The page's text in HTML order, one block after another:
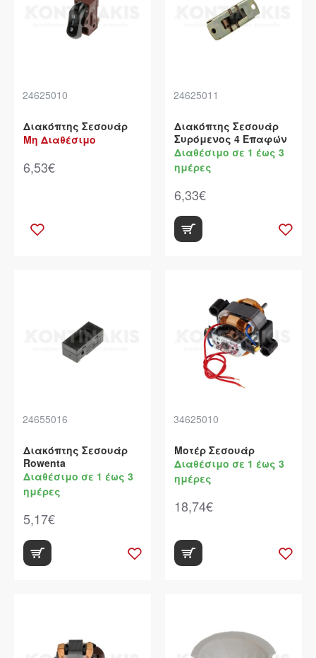
24625010
Διακόπτης Σεσουάρ
Μη Διαθέσιμο
6,53€
24625011
Διακόπτης Σεσουάρ
Συρόμενος 4 Επαφών
Διαθέσιμο σε 1 έως 3
ημέρες
6,33€
24655016
Διακόπτης Σεσουάρ
Rowenta
Διαθέσιμο σε 1 έως 3
ημέρες
5,17€
34625010
Μοτέρ Σεσουάρ
Διαθέσιμο σε 1 έως 3
ημέρες
18,74€